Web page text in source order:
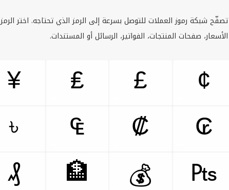
تصفّح شبكة رموز العملات للتوصل بسرعة إلى الرمز الذي تحتاجه. اختر
الأسعار، صفحات المنتجات، الفواتير، الرسائل أو المستندات.
¥ ₤ £
¢
৳ ₠ ₡
₢
₰ 🏦 💰
₧